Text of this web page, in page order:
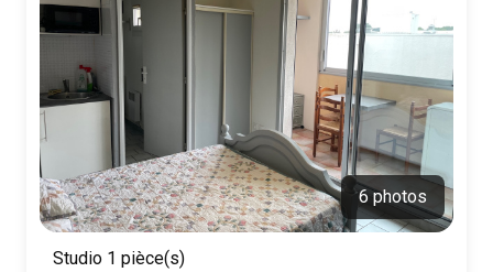
6 photos
Studio 1 pièce(s)